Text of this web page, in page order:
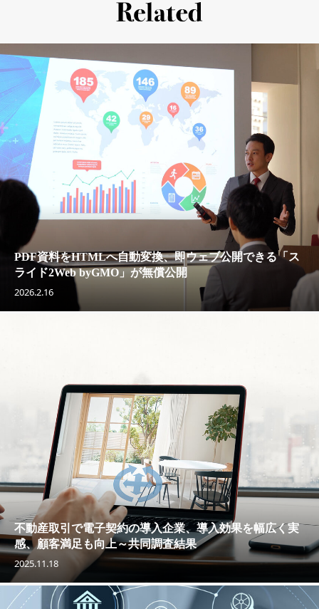
PDF資料をHTMLへ自動変換、即ウェブ公開できる「ス
ライド2Web byGMO」が無償公開
2026.2.16
不動産取引で電子契約の導入企業、導入効果を幅広く実
感、顧客満足も向上～共同調査結果
2025.11.18